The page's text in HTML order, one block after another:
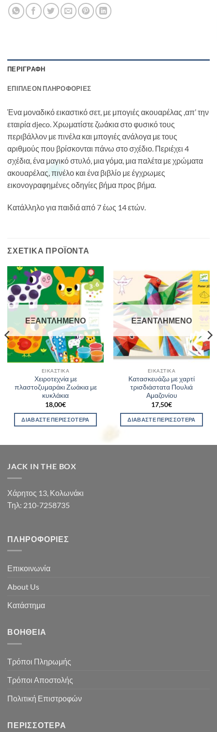
ΠΕΡΙΓΡΑΦΉ
ΕΠΙΠΛΈΟΝ ΠΛΗΡΟΦΟΡΊΕΣ
Ένα μοναδικό εικαστικό σετ, με μπογιές ακουαρέλας ,απ’ την
εταιρία djeco. Χρωματίστε ζωάκια στο φυσικό τους
περιβάλλον με πινέλα και μπογιές ανάλογα με τους
αριθμούς που βρίσκονται πάνω στο σχέδιο. Περιέχει 4
σχέδια, ένα μαγικό στυλό, μια γόμα, μια παλέτα με χρώματα
ακουαρέλας, πινέλο και ένα βιβλίο με έγχρωμες
εικονογραφημένες οδηγίες βήμα προς βήμα.
Κατάλληλο για παιδιά από 7 έως 14 ετών.
ΣΧΕΤΙΚΆ ΠΡΟΪΌΝΤΑ
ΕΞΑΝΤΛΗΜΈΝΟ
ΕΙΚΑΣΤΙΚΆ
Χειροτεχνία με
πλαστοζυμαράκι Ζωάκια με
κυκλάκια
18,00€
ΔΙΑΒΆΣΤΕ ΠΕΡΙΣΣΌΤΕΡΑ
ΕΞΑΝΤΛΗΜΈΝΟ
ΕΙΚΑΣΤΙΚΆ
Κατασκευάζω με χαρτί
τρισδιάστατα Πουλιά
Αμαζονίου
17,50€
ΔΙΑΒΆΣΤΕ ΠΕΡΙΣΣΌΤΕΡΑ
JACK IN THE BOX
Χάρητος 13, Κολωνάκι
Τηλ: 210-7258735
ΠΛΗΡΟΦΟΡΊΕΣ
Επικοινωνία
About Us
Κατάστημα
ΒΟΉΘΕΙΑ
Τρόποι Πληρωμής
Τρόποι Αποστολής
Πολιτική Επιστροφών
ΠΕΡΙΣΣΌΤΕΡΑ